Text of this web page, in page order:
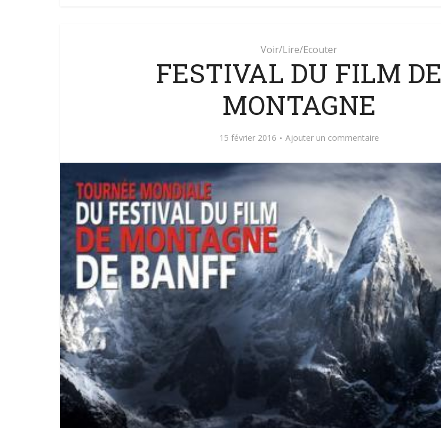
Voir/Lire/Ecouter
FESTIVAL DU FILM DE
MONTAGNE
15 février 2016 Ajouter un commentaire